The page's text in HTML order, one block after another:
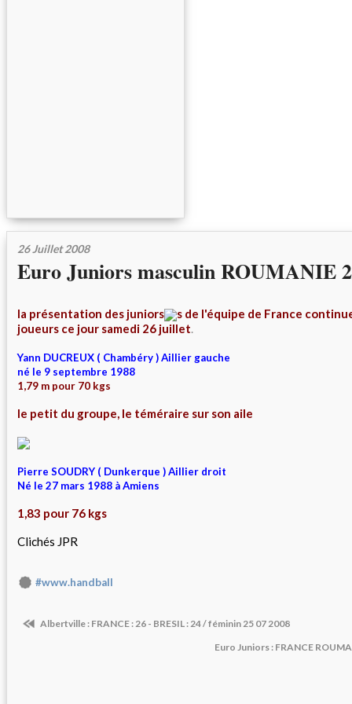
26 Juillet 2008
Euro Juniors masculin ROUMANIE
la présentation des juniors
s de l'équipe de France
joueurs ce jour samedi 26 juillet.
Yann DUCREUX ( Chambéry ) Aillier gauche
né le 9 septembre 1988
1,79 m pour 70 kgs
le petit du groupe, le téméraire sur son aile
Pierre SOUDRY ( Dunkerque ) Aillier droit
Né le 27 mars 1988 à Amiens
1,83 pour 76 kgs
Clichés JPR
#www.handball
Albertville : FRANCE : 26 - BRESIL : 24 / féminin 25 07 2008
Euro Juniors : FRANCE